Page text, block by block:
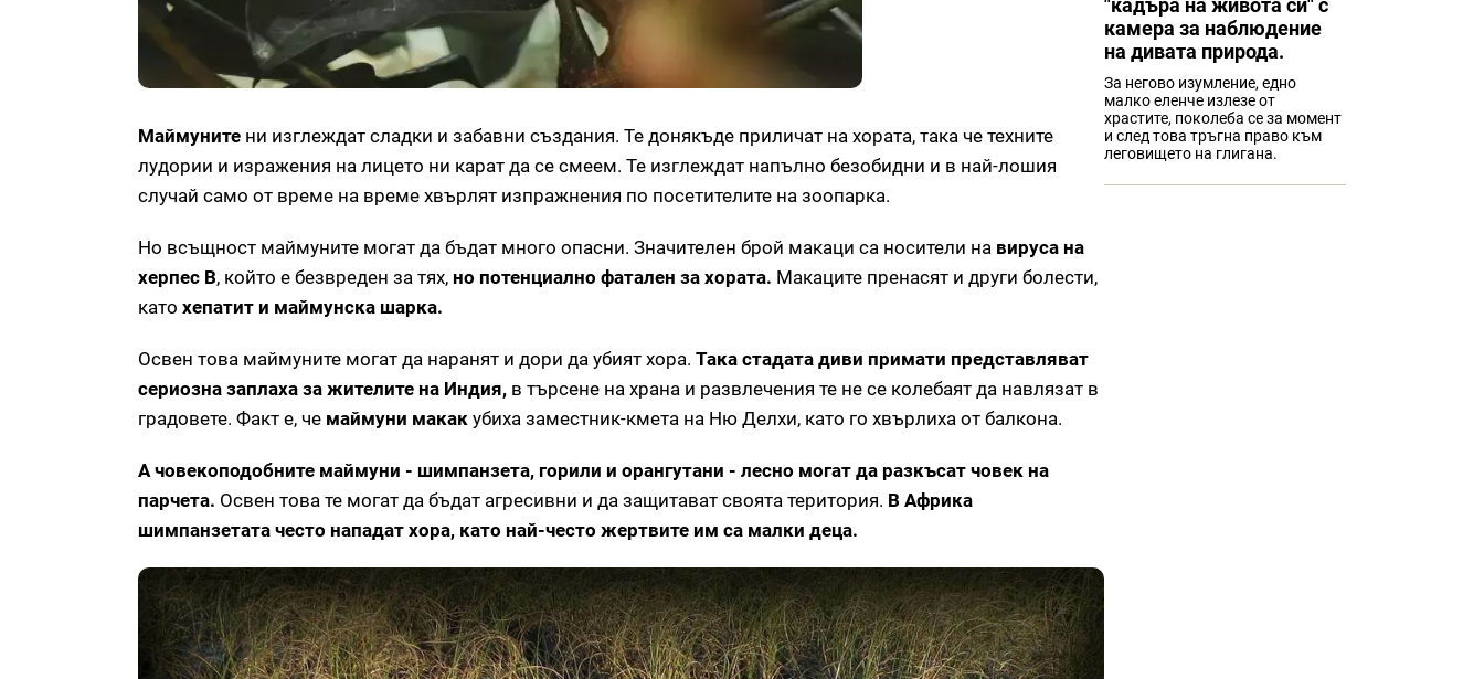
Маймуните ни изглеждат сладки и забавни създания. Те донякъде приличат на хората, така че техните
лудории и изражения на лицето ни карат да се смеем. Те изглеждат напълно безобидни и в най-лошия
случай само от време на време хвърлят изпражнения по посетителите на зоопарка.
Но всъщност маймуните могат да бъдат много опасни. Значителен брой макаци са носители на вируса на
херпес B, който е безвреден за тях, но потенциално фатален за хората. Макаците пренасят и други болести,
като хепатит и маймунска шарка.
Освен това маймуните могат да наранят и дори да убият хора. Така стадата диви примати представляват
сериозна заплаха за жителите на Индия, в търсене на храна и развлечения те не се колебаят да навлязат в
градовете. Факт е, че маймуни макак убиха заместник-кмета на Ню Делхи, като го хвърлиха от балкона.
А човекоподобните маймуни - шимпанзета, горили и орангутани - лесно могат да разкъсат човек на
парчета. Освен това те могат да бъдат агресивни и да защитават своята територия. В Африка
шимпанзетата често нападат хора, като най-често жертвите им са малки деца.
"кадъра на живота си" с
камера за наблюдение
на дивата природа.
За негово изумление, едно
малко еленче излезе от
храстите, поколеба се за момент
и след това тръгна право към
леговището на глигана.